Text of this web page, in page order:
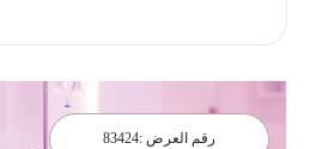
رقم العرض : 83424